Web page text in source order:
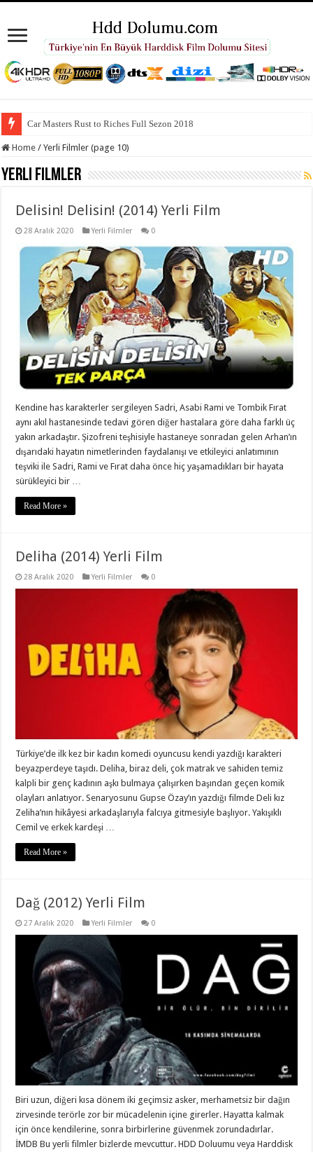
Car Masters Rust to Riches Full Sezon 2018
Home / Yerli Filmler (page 10)
Yerli Filmler
Delisin! Delisin! (2014) Yerli Film
28 Aralık 2020 Yerli Filmler 0
Kendine has karakterler sergileyen Sadri, Asabi Rami ve Tombik Fırat
aynı akıl hastanesinde tedavi gören diğer hastalara göre daha farklı üç
yakın arkadaştır. Şizofreni teşhisiyle hastaneye sonradan gelen Arhan’ın
dışarıdaki hayatın nimetlerinden faydalanışı ve etkileyici anlatımının
teşviki ile Sadri, Rami ve Fırat daha önce hiç yaşamadıkları bir hayata
sürükleyici bir …
Read More »
Deliha (2014) Yerli Film
28 Aralık 2020 Yerli Filmler 0
Türkiye’de ilk kez bir kadın komedi oyuncusu kendi yazdığı karakteri
beyazperdeye taşıdı. Deliha, biraz deli, çok matrak ve sahiden temiz
kalpli bir genç kadının aşkı bulmaya çalışırken başından geçen komik
olayları anlatıyor. Senaryosunu Gupse Özay’ın yazdığı filmde Deli kız
Zeliha’nın hikâyesi arkadaşlarıyla falcıya gitmesiyle başlıyor. Yakışıklı
Cemil ve erkek kardeşi …
Read More »
Dağ (2012) Yerli Film
27 Aralık 2020 Yerli Filmler 0
Biri uzun, diğeri kısa dönem iki geçimsiz asker, merhametsiz bir dağın
zirvesinde terörle zor bir mücadelenin içine girerler. Hayatta kalmak
için önce kendilerine, sonra birbirlerine güvenmek zorundadırlar.
İMDB Bu yerli filmler bizlerde mevcuttur. HDD Doluumu veya Harddisk